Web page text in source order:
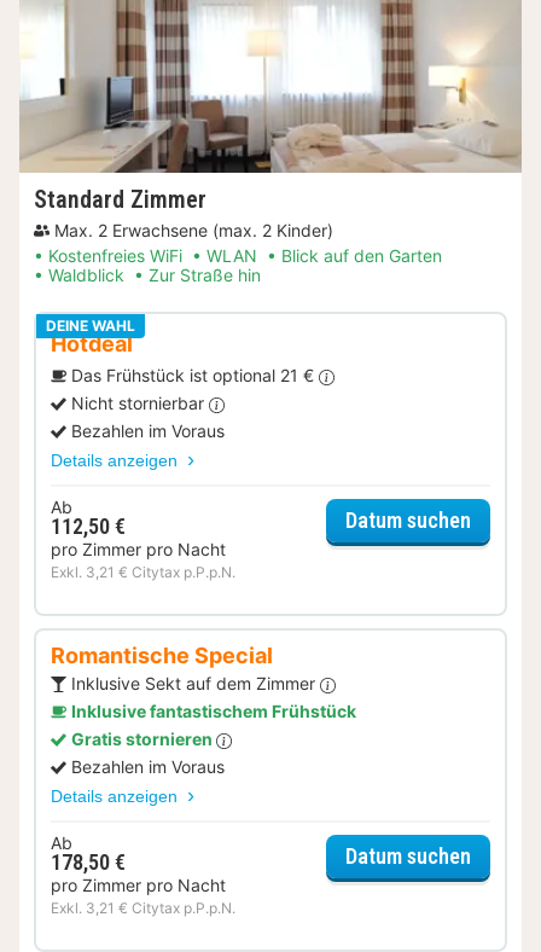
Standard Zimmer
Max. 2 Erwachsene (max. 2 Kinder)
Kostenfreies WiFi
WLAN
Blick auf den Garten
Waldblick
Zur Straße hin
DEINE WAHL
Hotdeal
Das Frühstück ist optional 21 €
Nicht stornierbar
Bezahlen im Voraus
Details anzeigen
Ab
112,50 €
pro Zimmer pro Nacht
Exkl. 3,21 € Citytax p.P.p.N.
Datum suchen
Romantische Special
Inklusive Sekt auf dem Zimmer
Inklusive fantastischem Frühstück
Gratis stornieren
Bezahlen im Voraus
Details anzeigen
Ab
178,50 €
pro Zimmer pro Nacht
Exkl. 3,21 € Citytax p.P.p.N.
Datum suchen